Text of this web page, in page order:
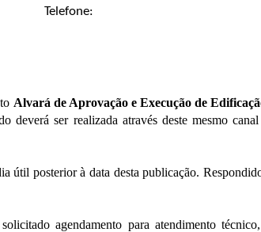
Telefone:
Alvará de Aprovação e Execução de
ser realizada através deste mesmo
útil posterior à data desta publicação.
agendamento para atendimento